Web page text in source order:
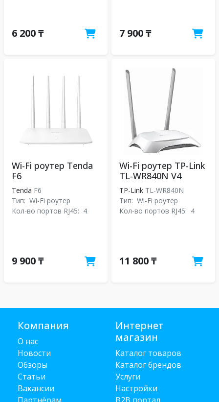
6 200 ₸ 7 900 ₸
Wi-Fi роутер Tenda
F6
Tenda F6
Тип: Wi-Fi роутер
Кол-во портов RJ45: 4
9 900 ₸
Wi-Fi роутер TP-Link
TL-WR840N V4
TP-Link TL-WR840N
Тип: Wi-Fi роутер
Кол-во портов RJ45: 4
11 800 ₸
Компания
О нас
Новости
Обзоры
Статьи
Вакансии
Интернет
магазин
Каталог товаров
Каталог брендов
Услуги
Настройки